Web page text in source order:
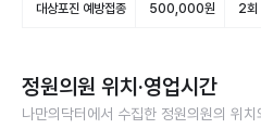
대상포진 예방접종 500,000원 2회
정원의원 위치·영업시간
나만의닥터에서 수집한 정원의원의 위치